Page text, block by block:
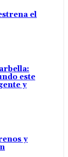
el
este
y
y